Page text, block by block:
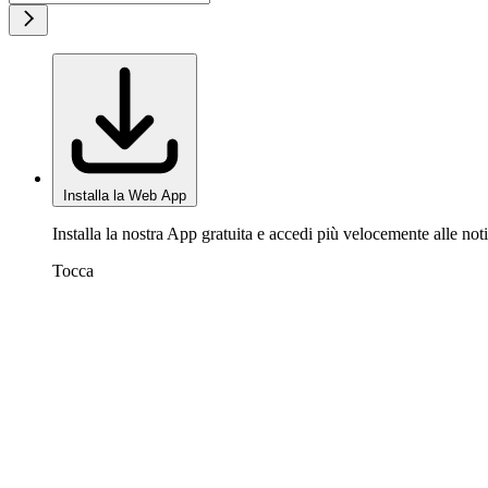
Installa la Web App
Installa la nostra App gratuita e accedi più velocemente alle
Tocca